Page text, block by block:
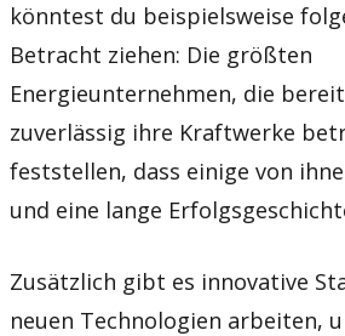
könntest du beispielsweise
Betracht ziehen: Die größten
Energieunternehmen, die
zuverlässig ihre Kraftwerke
feststellen, dass einige von
und eine lange
Zusätzlich gibt es innovative
neuen Technologien arbeiten,